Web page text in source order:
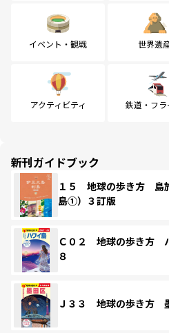
イベント・観戦 世界遺
アクティビティ 鉄道・フラ
新刊ガイドブック
１５ 地球の歩き方 島
島①）３訂版
Ｃ０２ 地球の歩き方
８
Ｊ３３ 地球の歩き方